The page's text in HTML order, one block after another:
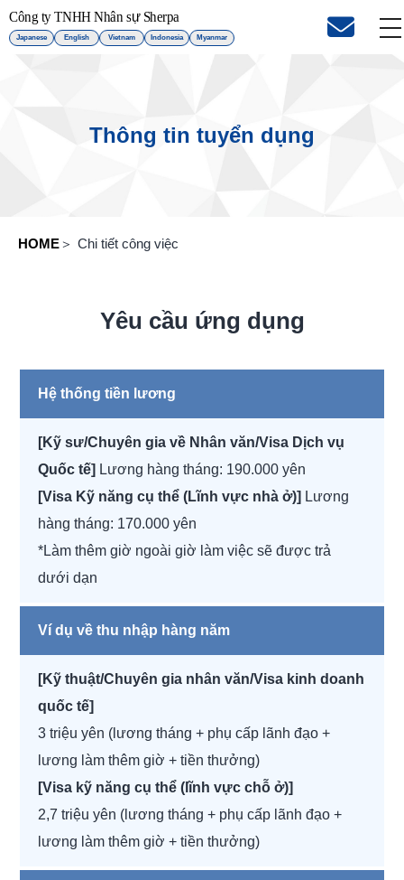
Japanese English Vietnam Indonesia Myanmar
Thông tin tuyển dụng
HOME Chi tiết công việc
Yêu cầu ứng dụng
Hệ thống tiền lương
[Kỹ sư/Chuyên gia về Nhân văn/Visa Dịch vụ
Quốc tế] Lương hàng tháng: 190.000 yên
[Visa Kỹ năng cụ thể (Lĩnh vực nhà ở)] Lương
hàng tháng: 170.000 yên
*Làm thêm giờ ngoài giờ làm việc sẽ được trả
dưới dạn
Ví dụ về thu nhập hàng năm
[Kỹ thuật/Chuyên gia nhân văn/Visa kinh doanh
quốc tế]
3 triệu yên (lương tháng + phụ cấp lãnh đạo +
lương làm thêm giờ + tiền thưởng)
[Visa kỹ năng cụ thể (lĩnh vực chỗ ở)]
2,7 triệu yên (lương tháng + phụ cấp lãnh đạo +
lương làm thêm giờ + tiền thưởng)